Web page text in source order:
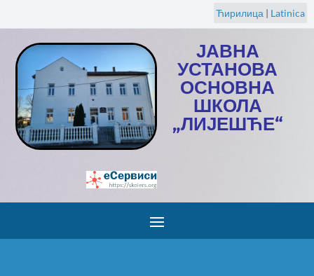
Ћирилица | Latinica
ЈАВНА
УСТАНОВА
ОСНОВНА
ШКОЛА
„ЛИЈЕШЋЕ“